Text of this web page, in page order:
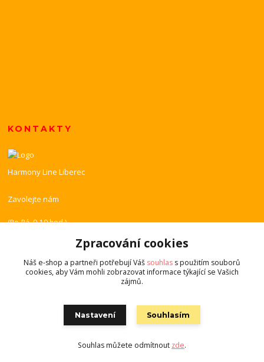
KONTAKTY
Harmony Line Liberec
Zavolejte nám
(Po-Pá, 9-19 hod.)
harmony-line@volny.cz
Vytvořeno na
Eshop-rychle.cz
Zpracování cookies
Náš e-shop a partneři potřebují Váš souhlas s použitím souborů
cookies, aby Vám mohli zobrazovat informace týkající se Vašich
zájmů.
Nastavení Souhlasím
Souhlas můžete odmítnout zde.